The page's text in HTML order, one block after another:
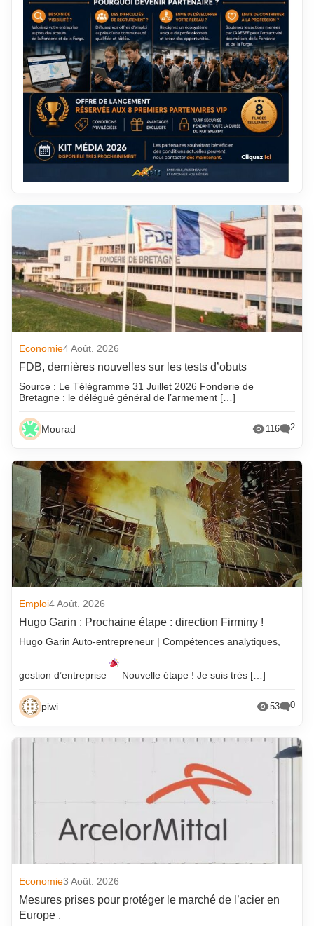
Economie4 Août. 2026
FDB, dernières nouvelles sur les tests d’obuts
Source : Le Télégramme 31 Juillet 2026 Fonderie de
Bretagne : le délégué général de l’armement […]
Mourad 116 2
Emploi4 Août. 2026
Hugo Garin : Prochaine étape : direction Firminy !
Hugo Garin Auto-entrepreneur | Compétences analytiques,
gestion d’entreprise Nouvelle étape ! Je suis très […]
piwi 53 0
Economie3 Août. 2026
Mesures prises pour protéger le marché de l’acier en
Europe .